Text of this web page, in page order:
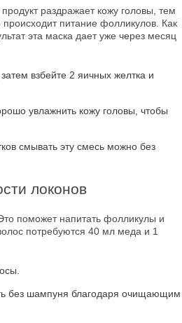
раздражает кожу головы, тем
питание фолликулов. Как
эта маска дает уже через месяц
взбейте 2 яичных желтка и
увлажнить кожу головы, чтобы
смывать эту смесь можно без
локонов
поможет напитать фолликулы и
потребуются 40 мл меда и 1
без шампуня благодаря очищающим